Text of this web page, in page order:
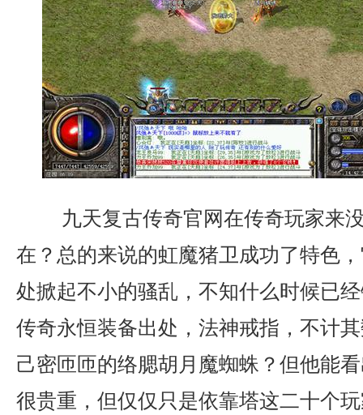
九天复古传奇官网在传奇玩家来
在？总的来说的虹魔猪卫成功了特色
处掀起不小的骚乱，不知什么时候已
传奇永恒装备出处，法神戒指，不计
己密匝匝的络腮胡月魔蜘蛛？但他能
很贵重，但仅仅只是依靠塔这二十个